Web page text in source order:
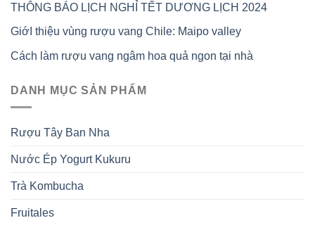
THÔNG BÁO LỊCH NGHỈ TẾT DƯƠNG LỊCH 2024
GiớI thiệu vùng rượu vang Chile: Maipo valley
Cách làm rượu vang ngâm hoa quả ngon tại nhà
DANH MỤC SẢN PHẨM
Rượu Tây Ban Nha
Nước Ép Yogurt Kukuru
Trà Kombucha
Fruitales